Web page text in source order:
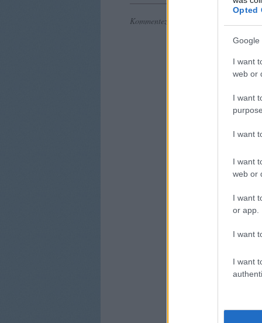
Opted
Google
I want
web or
I want
I want
I want
web or
I want
or app.
I want
I want
Kommentezéshez